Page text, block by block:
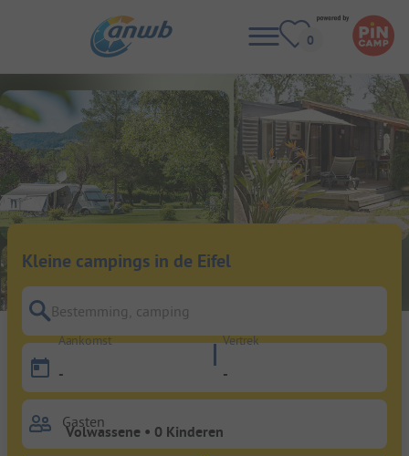
Kleine campings in de Eifel
Bestemming, camping
Aankomst
-
Vertrek
-
Gasten